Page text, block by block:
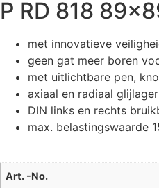
P RD 818
met innovatieve
geen gat meer boren
met uitlichtbare pen,
axiaal en radiaal
DIN links en rechts
max. belastingswaarde
Art. -No.